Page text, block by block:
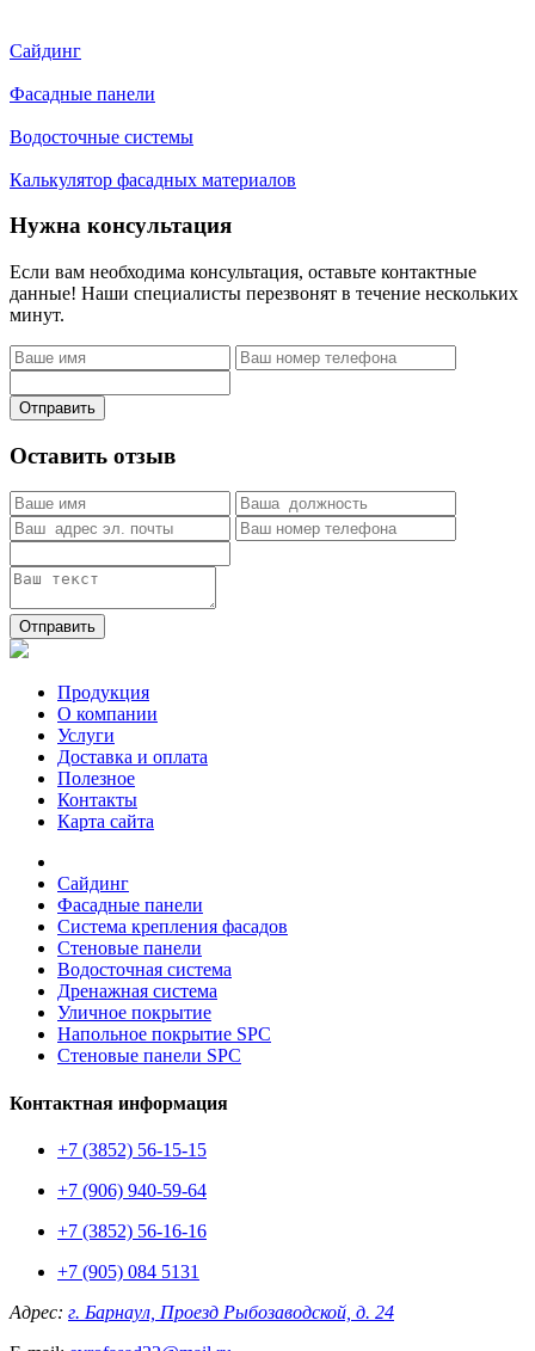
Сайдинг
Фасадные панели
Водосточные системы
Калькулятор фасадных материалов
Нужна консультация
Если вам необходима консультация, оставьте контактные
данные! Наши специалисты перезвонят в течение нескольких
минут.
Отправить
Оставить отзыв
Отправить
Продукция
О компании
Услуги
Доставка и оплата
Полезное
Контакты
Карта сайта
Сайдинг
Фасадные панели
Система крепления фасадов
Стеновые панели
Водосточная система
Дренажная система
Уличное покрытие
Напольное покрытие SPC
Стеновые панели SPC
Контактная информация
+7 (3852) 56-15-15
+7 (906) 940-59-64
+7 (3852) 56-16-16
+7 (905) 084 5131
Адрес: г. Барнаул, Проезд Рыбозаводской, д. 24